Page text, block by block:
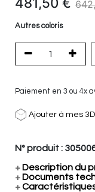
Autres coloris
Paiement en 3 ou 4x
Ajouter à mes 3D
N° produit :
+ Description du
+ Documents
+